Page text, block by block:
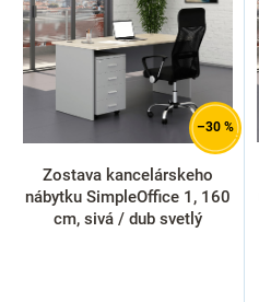
–30 %
Zostava kancelárskeho
nábytku SimpleOffice 1, 160
cm, sivá / dub svetlý